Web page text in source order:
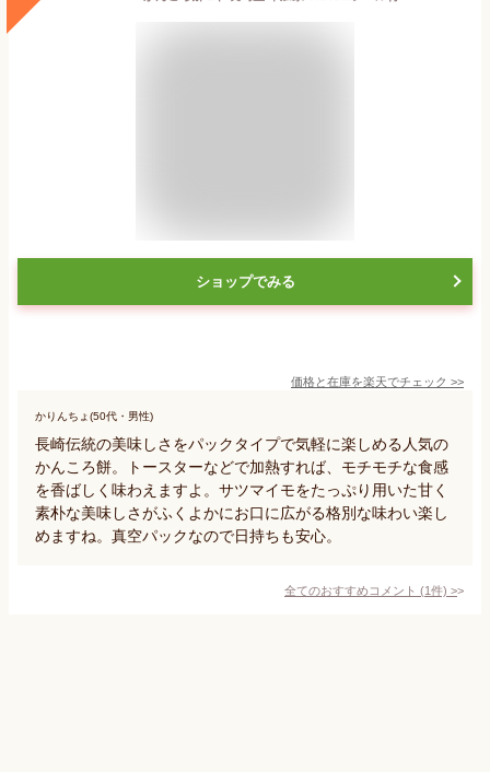
ショップでみる
価格と在庫を楽天でチェック >>
かりんちょ(50代・男性)
長崎伝統の美味しさをパックタイプで気軽に楽しめる人気の
かんころ餅。トースターなどで加熱すれば、モチモチな食感
を香ばしく味わえますよ。サツマイモをたっぷり用いた甘く
素朴な美味しさがふくよかにお口に広がる格別な味わい楽し
めますね。真空パックなので日持ちも安心。
全てのおすすめコメント (1件) >